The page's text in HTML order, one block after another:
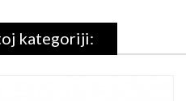
kategoriji: